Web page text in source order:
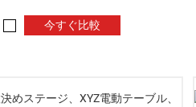
今すぐ比較